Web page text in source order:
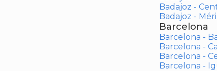
Badajoz -
Badajoz -
Barcelona
Barcelona -
Barcelona -
Barcelona -
Barcelona -